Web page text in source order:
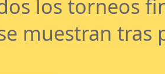
los torneos
muestran tras